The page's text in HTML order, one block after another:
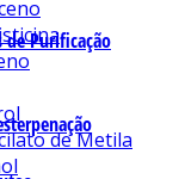
de Purificação
de Metila